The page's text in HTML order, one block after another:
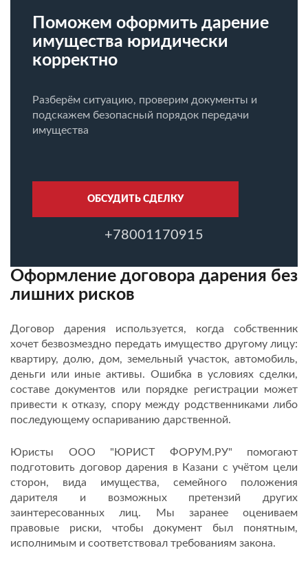
Поможем оформить дарение
имущества юридически
корректно
Разберём ситуацию, проверим документы и
подскажем безопасный порядок передачи
имущества
ОБСУДИТЬ СДЕЛКУ
+78001170915
Оформление договора дарения без
лишних рисков
Договор дарения используется, когда собственник
хочет безвозмездно передать имущество другому лицу:
квартиру, долю, дом, земельный участок, автомобиль,
деньги или иные активы. Ошибка в условиях сделки,
составе документов или порядке регистрации может
привести к отказу, спору между родственниками либо
последующему оспариванию дарственной.
Юристы ООО "ЮРИСТ ФОРУМ.РУ" помогают
подготовить договор дарения в Казани с учётом цели
сторон, вида имущества, семейного положения
дарителя и возможных претензий других
заинтересованных лиц. Мы заранее оцениваем
правовые риски, чтобы документ был понятным,
исполнимым и соответствовал требованиям закона.